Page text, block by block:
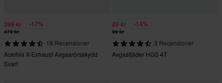
399 kr -17%
479 kr
18 Recensioner
Acerbis X-Exhaust Avgasrörsskydd
Svart
85 kr -14%
99 kr
3 Recensioner
Avgasfjäder HGS 4T